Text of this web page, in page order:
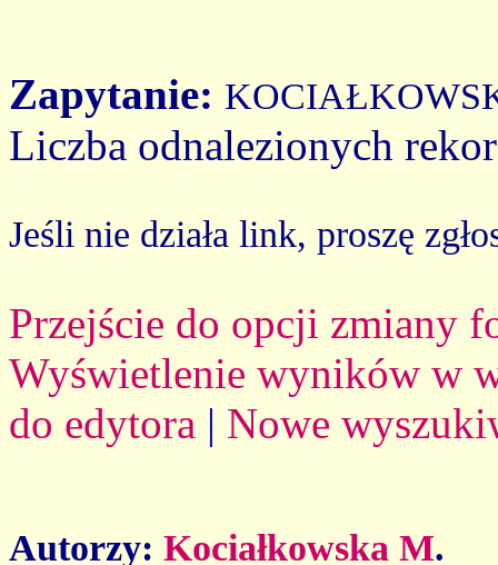
Zapytanie:
Liczba odnalezionych
Jeśli nie działa link, proszę
Przejście do opcji zmiany
Wyświetlenie wyników w
do edytora | Nowe
Autorzy: Kociałkowska M.